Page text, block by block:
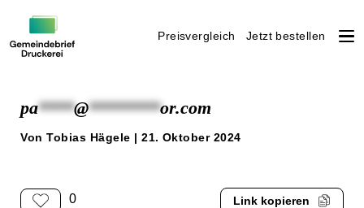
Preisvergleich Jetzt bestellen
Inhaltpa****@********or.com
Von Tobias Hägele | 21. Oktober 2024
0 Link kopieren